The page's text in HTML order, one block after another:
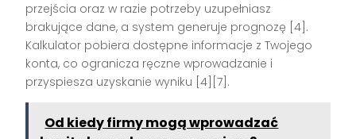
przejścia oraz w razie potrzeby uzupełniasz
brakujące dane, a system generuje prognozę [4].
Kalkulator pobiera dostępne informacje z Twojego
konta, co ogranicza ręczne wprowadzanie i
przyspiesza uzyskanie wyniku [4][7].
Od kiedy firmy mogą wprowadzać